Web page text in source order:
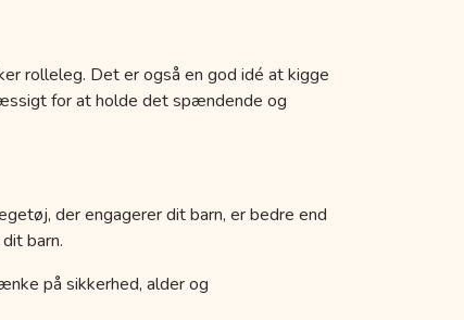
rolleleg. Det er også en god idé at kigge
for at holde det spændende og
der engagerer dit barn, er bedre end
barn.
på sikkerhed, alder og